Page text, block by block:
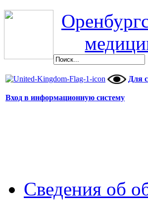
Для
Вход в информационную систему
Сведения об